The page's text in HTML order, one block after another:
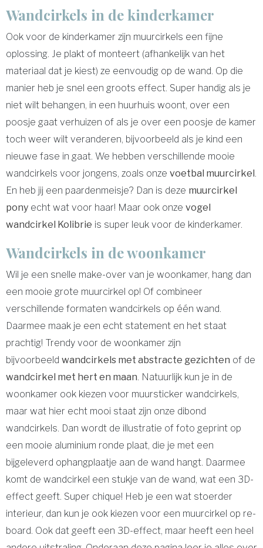
Wandcirkels in de kinderkamer
Ook voor de kinderkamer zijn muurcirkels een fijne
oplossing. Je plakt of monteert (afhankelijk van het
materiaal dat je kiest) ze eenvoudig op de wand. Op die
manier heb je snel een groots effect. Super handig als je
niet wilt behangen, in een huurhuis woont, over een
poosje gaat verhuizen of als je over een poosje de kamer
toch weer wilt veranderen, bijvoorbeeld als je kind een
nieuwe fase in gaat. We hebben verschillende mooie
wandcirkels voor jongens, zoals onze voetbal muurcirkel.
En heb jij een paardenmeisje? Dan is deze muurcirkel
pony echt wat voor haar! Maar ook onze vogel
wandcirkel Kolibrie is super leuk voor de kinderkamer.
Wandcirkels in de woonkamer
Wil je een snelle make-over van je woonkamer, hang dan
een mooie grote muurcirkel op! Of combineer
verschillende formaten wandcirkels op één wand.
Daarmee maak je een echt statement en het staat
prachtig! Trendy voor de woonkamer zijn
bijvoorbeeld wandcirkels met abstracte gezichten of de
wandcirkel met hert en maan. Natuurlijk kun je in de
woonkamer ook kiezen voor muursticker wandcirkels,
maar wat hier echt mooi staat zijn onze dibond
wandcirkels. Dan wordt de illustratie of foto geprint op
een mooie aluminium ronde plaat, die je met een
bijgeleverd ophangplaatje aan de wand hangt. Daarmee
komt de wandcirkel een stukje van de wand, wat een 3D-
effect geeft. Super chique! Heb je een wat stoerder
interieur, dan kun je ook kiezen voor een muurcirkel op re-
board. Ook dat geeft een 3D-effect, maar heeft een heel